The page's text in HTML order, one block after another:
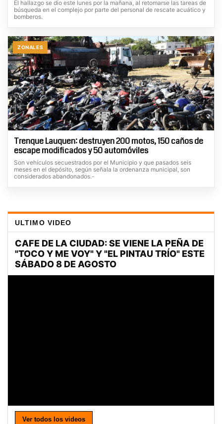
El hallazgo se dio este lunes por la mañana, al retomarse las tareas de
búsqueda en el complejo por parte del personal de rescate acuático y
bomberos.
ZONALES
Trenque Lauquen: destruyen 200 motos, 150 caños de
escape modificados y 50 automóviles
Son vehículos secuestrados por el Municipio y que pasados seis
meses en el depósito, según señala la ordenanza municipal, son
considerados abandonados.-
ULTIMO VIDEO
Ver todos los videos